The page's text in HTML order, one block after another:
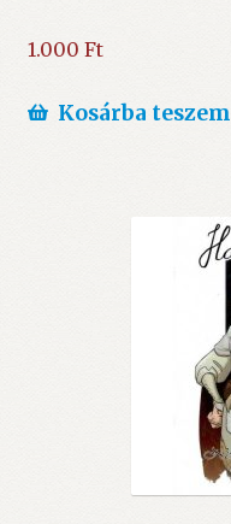
1.000 Ft
Kosárba teszem